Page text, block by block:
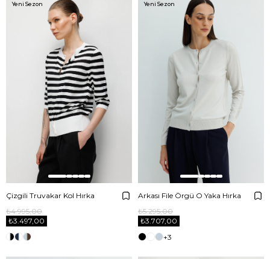
Çizgili Truvakar Kol Hırka
₺3.497,00
₺4.995,00
Yeni Sezon
Arkası File Örgü O Yaka Hırka
₺3.707,00
₺5.295,00
+3
Yeni Sezon